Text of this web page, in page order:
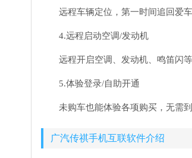
远程车辆定位，第一时间追回爱
4.远程启动空调/发动机
远程开启空调、发动机、鸣笛闪
5.体验登录/自助开通
未购车也能体验各项购买，无需
广汽传祺手机互联软件介绍